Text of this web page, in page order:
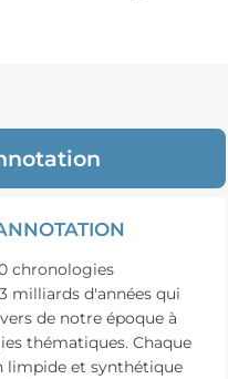
chronologies
milliards d'années qui
de notre époque à
thématiques. Chaque
limpide et synthétique